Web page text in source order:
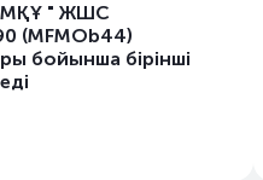
МҚҰ " ЖШС
(MFMOb44)
бойынша бірiнші